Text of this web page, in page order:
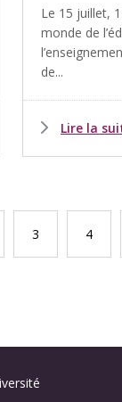
Le 15 juillet,
monde de
de...
Lire la
Page
3 Page
4